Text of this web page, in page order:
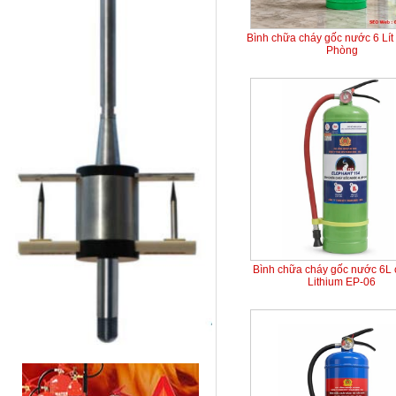
Bình chữa cháy gốc nước 6 Lít
Phòng
Bình chữa cháy gốc nước 6L
Lithium EP-06